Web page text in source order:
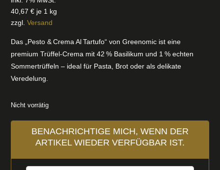
40,67€ je 1 kg
zzgl.Versand
Das „Pesto & Crema Al Tartufo“ von Greenomic ist eine
premium Trüffel‑Crema mit 42 % Basilikum und 1 % echten
Sommertrüffeln – ideal für Pasta, Brot oder als delikate
Veredelung.
Nicht vorrätig
BENACHRICHTIGE MICH, WENN DER
ARTIKEL WIEDER VERFÜGBAR IST.